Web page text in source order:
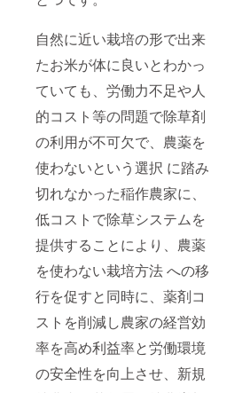
自然に近い栽培の形で出来
たお米が体に良いとわかっ
ていても、労働力不足や人
的コスト等の問題で除草剤
の利用が不可欠で、農薬を
使わないという選択 に踏み
切れなかった稲作農家に、
低コストで除草システムを
提供することにより、農薬
を使わない栽培方法 への移
行を促すと同時に、薬剤コ
ストを削減し農家の経営効
率を高め利益率と労働環境
の安全性を向上させ、新規